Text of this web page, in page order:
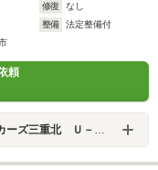
修復
なし
整備
法定整備付
頼
Ｓｅｌｅｃｔ亀山長明寺